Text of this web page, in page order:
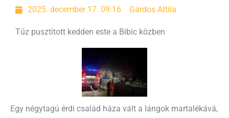
2025. december 17. 09:16 Gárdos Attila
Tűz pusztított kedden este a Bíbic közben
Egy négytagú érdi család háza vált a lángok martalékává,